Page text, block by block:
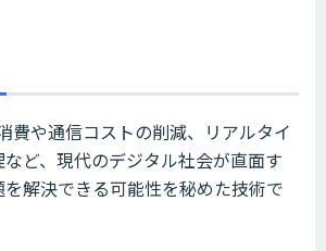
費や通信コストの削減、リアルタイ
ど、現代のデジタル社会が直面す
解決できる可能性を秘めた技術で